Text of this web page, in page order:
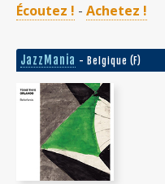
Écoutez ! - Achetez !
JazzMania - Belgique (F)